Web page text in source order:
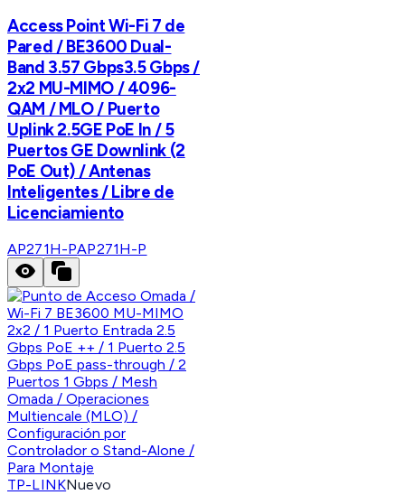
Access Point Wi-Fi 7 de
Pared / BE3600 Dual-
Band 3.57 Gbps3.5 Gbps /
2x2 MU-MIMO / 4096-
QAM / MLO / Puerto
Uplink 2.5GE PoE In / 5
Puertos GE Downlink (2
PoE Out) / Antenas
Inteligentes / Libre de
Licenciamiento
AP271H-PAP271H-P
TP-LINKNuevo